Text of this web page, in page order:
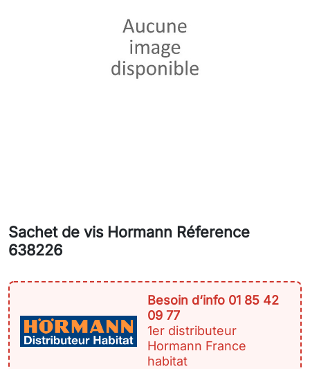
Sachet de vis Hormann Réference
638226
Besoin d‘info 01 85 42
09 77
1er distributeur
Hormann France
habitat